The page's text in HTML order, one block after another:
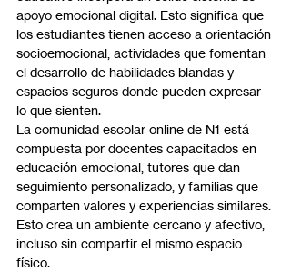
apoyo emocional digital. Esto significa que
los estudiantes tienen acceso a orientación
socioemocional, actividades que fomentan
el desarrollo de habilidades blandas y
espacios seguros donde pueden expresar
lo que sienten.
La comunidad escolar online de N1 está
compuesta por docentes capacitados en
educación emocional, tutores que dan
seguimiento personalizado, y familias que
comparten valores y experiencias similares.
Esto crea un ambiente cercano y afectivo,
incluso sin compartir el mismo espacio
físico.